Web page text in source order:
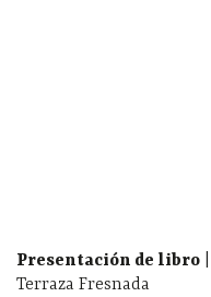
Presentación de libro
Terraza Fresnada